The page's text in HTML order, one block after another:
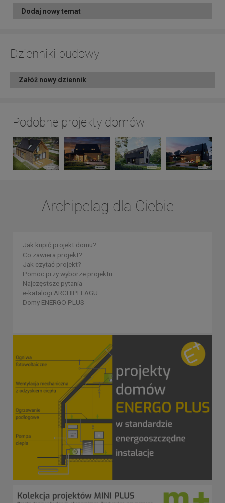
Dodaj nowy temat
Dzienniki budowy
Załóż nowy dziennik
Podobne projekty domów
Archipelag dla Ciebie
Jak kupić projekt domu?
Co zawiera projekt?
Jak czytać projekt?
Pomoc przy wyborze projektu
Najczęstsze pytania
e-katalogi ARCHIPELAGU
Domy ENERGO PLUS